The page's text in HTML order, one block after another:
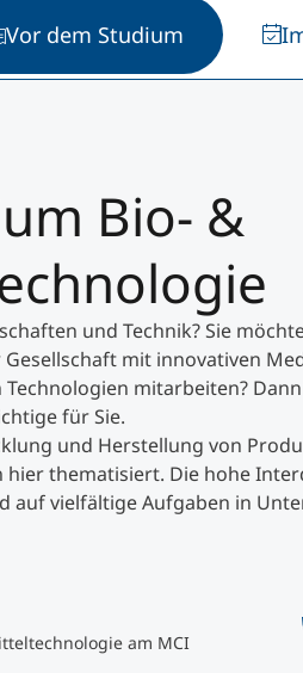
Vor dem Studium
Bio- &
und Technik? Sie
mit innovativen
mitarbeiten?
für Sie.
und Herstellung von
thematisiert. Die hohe
auf vielfältige Aufgaben in
am MCI